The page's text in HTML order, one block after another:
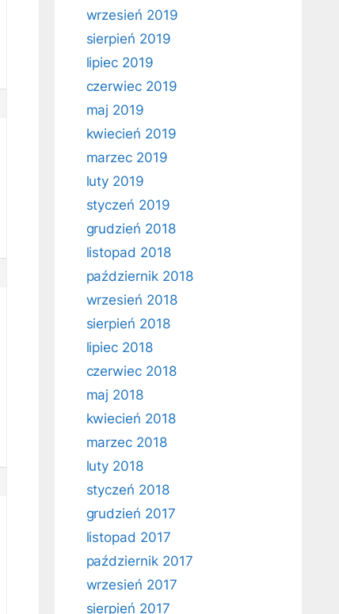
wrzesień 2019
sierpień 2019
lipiec 2019
czerwiec 2019
maj 2019
kwiecień 2019
marzec 2019
luty 2019
styczeń 2019
grudzień 2018
listopad 2018
październik 2018
wrzesień 2018
sierpień 2018
lipiec 2018
czerwiec 2018
maj 2018
kwiecień 2018
marzec 2018
luty 2018
styczeń 2018
grudzień 2017
listopad 2017
październik 2017
wrzesień 2017
sierpień 2017